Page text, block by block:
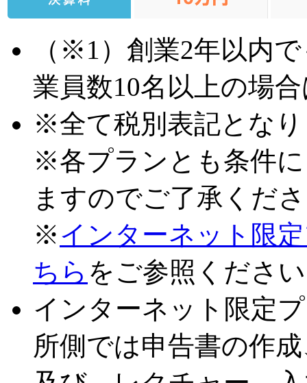
（※1）創業2年以内
業員数10名以上の場
※全て税別表記とな
※各プランとも条件
ますのでご了承くだ
※インターネット限
ちら をご参照くださ
インターネット限定
所側では申告書の作